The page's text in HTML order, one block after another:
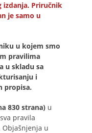
izdanja. Priručnik
je samo u
u kojem smo
pravilima
u skladu sa
i
propisa.
830 strana) u
pravila
u